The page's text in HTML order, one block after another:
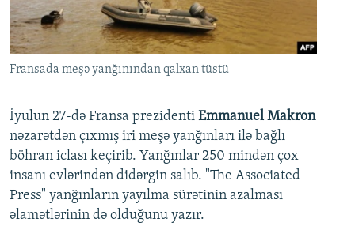
Fransada meşə yanğınından qalxan tüstü
İyulun 27-də Fransa prezidenti Emmanuel Makron
nəzarətdən çıxmış iri meşə yanğınları ilə bağlı
böhran iclası keçirib. Yanğınlar 250 mindən çox
insanı evlərindən didərgin salıb. "The Associated
Press" yanğınların yayılma sürətinin azalması
əlamətlərinin də olduğunu yazır.